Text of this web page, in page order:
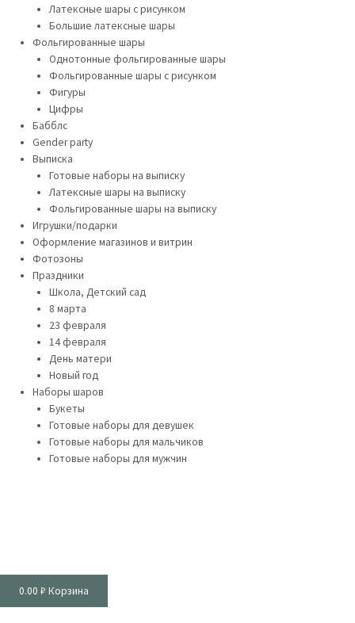
Латексные шары с рисунком
Большие латексные шары
Фольгированные шары
Однотонные фольгированные шары
Фольгированные шары с рисунком
Фигуры
Цифры
Бабблс
Gender party
Выписка
Готовые наборы на выписку
Латексные шары на выписку
Фольгированные шары на выписку
Игрушки/подарки
Оформление магазинов и витрин
Фотозоны
Праздники
Школа, Детский сад
8 марта
23 февраля
14 февраля
День матери
Новый год
Наборы шаров
Букеты
Готовые наборы для девушек
Готовые наборы для мальчиков
Готовые наборы для мужчин
0.00 ₽ Корзина